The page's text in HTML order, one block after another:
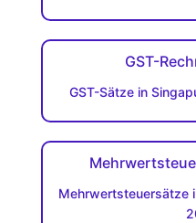
GST-
GST-Sätze in
Mehrwertsteuersätze